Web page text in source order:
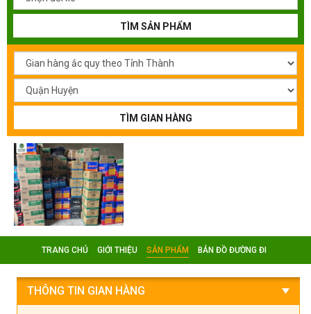
TÌM SẢN PHẨM
TÌM GIAN HÀNG
TRANG CHỦ GIỚI THIỆU SẢN PHẨM BẢN ĐỒ ĐƯỜNG ĐI
THÔNG TIN GIAN HÀNG